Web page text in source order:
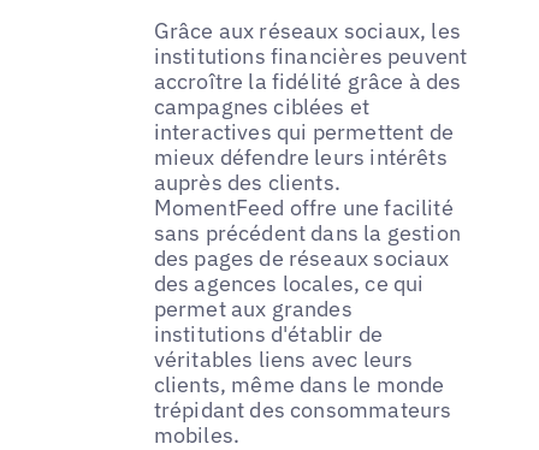
Grâce aux réseaux sociaux, les
institutions financières peuvent
accroître la fidélité grâce à des
campagnes ciblées et
interactives qui permettent de
mieux défendre leurs intérêts
auprès des clients.
MomentFeed offre une facilité
sans précédent dans la gestion
des pages de réseaux sociaux
des agences locales, ce qui
permet aux grandes
institutions d'établir de
véritables liens avec leurs
clients, même dans le monde
trépidant des consommateurs
mobiles.